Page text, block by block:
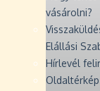
vásárolni?
Elállási
Hírlevél
Oldaltérkép